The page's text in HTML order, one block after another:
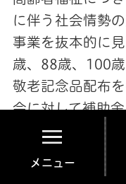
メニュー
に伴う社会情勢
事業を抜本的に
歳、88歳、100
敬老記念品配布
会に対して補助
ってまいります
年度である「那
ついては、高齢